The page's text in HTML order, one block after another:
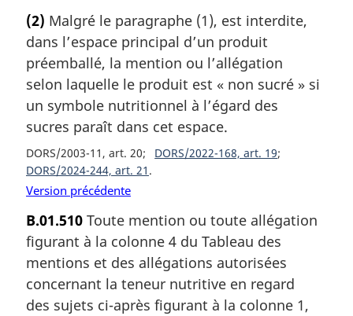
(2) Malgré le paragraphe (1), est interdite,
dans l’espace principal d’un produit
préemballé, la mention ou l’allégation
selon laquelle le produit est « non sucré » si
un symbole nutritionnel à l’égard des
sucres paraît dans cet espace.
DORS/2003-11, art. 20
DORS/2022-168, art. 19
DORS/2024-244, art. 21
Version précédente
B.01.510 Toute mention ou toute allégation
figurant à la colonne 4 du Tableau des
mentions et des allégations autorisées
concernant la teneur nutritive en regard
des sujets ci-après figurant à la colonne 1,